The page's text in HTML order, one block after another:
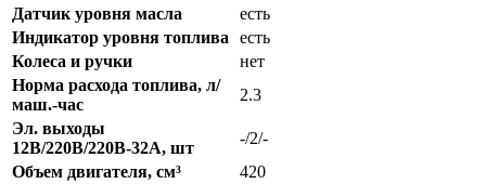
Датчик уровня масла
есть
Индикатор уровня топлива
есть
Колеса и ручки
нет
Норма расхода топлива, л/
маш.-час
2.3
Эл. выходы
12В/220В/220В-32А, шт
-/2/-
Объем двигателя, см³
420